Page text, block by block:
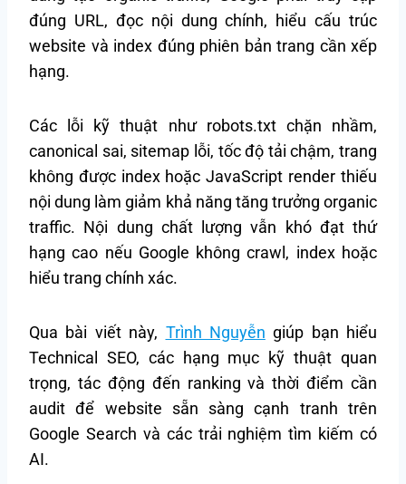
đúng URL, đọc nội dung chính, hiểu cấu trúc
website và index đúng phiên bản trang cần xếp
hạng.
Các lỗi kỹ thuật như robots.txt chặn nhầm,
canonical sai, sitemap lỗi, tốc độ tải chậm, trang
không được index hoặc JavaScript render thiếu
nội dung làm giảm khả năng tăng trưởng organic
traffic. Nội dung chất lượng vẫn khó đạt thứ
hạng cao nếu Google không crawl, index hoặc
hiểu trang chính xác.
Qua bài viết này, Trình Nguyễn giúp bạn hiểu
Technical SEO, các hạng mục kỹ thuật quan
trọng, tác động đến ranking và thời điểm cần
audit để website sẵn sàng cạnh tranh trên
Google Search và các trải nghiệm tìm kiếm có
AI.